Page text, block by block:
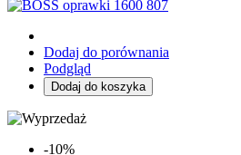
Dodaj do porównania
Podgląd
Dodaj do koszyka
-10%